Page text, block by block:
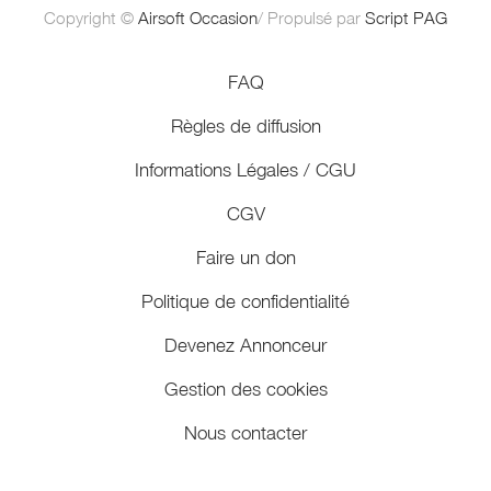
Copyright © Airsoft Occasion/ Propulsé par Script PAG
FAQ
Règles de diffusion
Informations Légales / CGU
CGV
Faire un don
Politique de confidentialité
Devenez Annonceur
Gestion des cookies
Nous contacter